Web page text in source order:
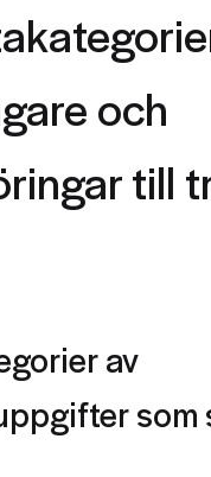
och
till
av
som